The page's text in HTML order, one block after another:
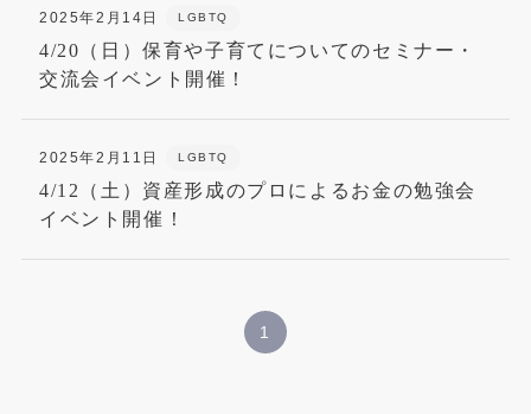
事業概要
ニュース一覧
2025年2月14日 LGBTQ
4/20（日）保育や子育てについてのセミナー・
交流会イベント開催！
2025年2月11日 LGBTQ
4/12（土）資産形成のプロによるお金の勉強会
イベント開催！
1